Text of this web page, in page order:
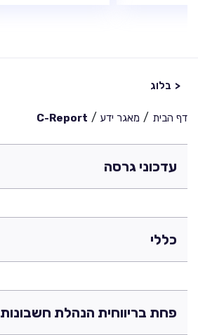
< בלוג
דף הבית / מאגר ידע /
C-Report
עדכוני גרסה
כללי
פחת בריווחית הנהלת חשבונות